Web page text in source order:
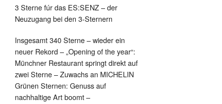
3 Sterne fúr das ES:SENZ – der
Neuzugang bei den 3-Sternern
Insgesamt 340 Sterne – wieder ein
neuer Rekord – „Opening of the year“:
Münchner Restaurant springt direkt auf
zwei Sterne – Zuwachs an MICHELIN
Grünen Sternen: Genuss auf
nachhaltige Art boomt –